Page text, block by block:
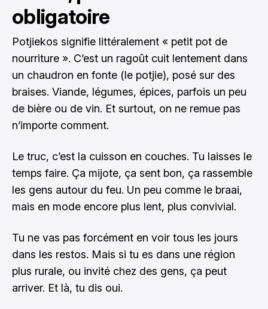
obligatoire
Potjiekos signifie littéralement « petit pot de
nourriture ». C’est un ragoût cuit lentement dans
un chaudron en fonte (le potjie), posé sur des
braises. Viande, légumes, épices, parfois un peu
de bière ou de vin. Et surtout, on ne remue pas
n’importe comment.
Le truc, c’est la cuisson en couches. Tu laisses le
temps faire. Ça mijote, ça sent bon, ça rassemble
les gens autour du feu. Un peu comme le braai,
mais en mode encore plus lent, plus convivial.
Tu ne vas pas forcément en voir tous les jours
dans les restos. Mais si tu es dans une région
plus rurale, ou invité chez des gens, ça peut
arriver. Et là, tu dis oui.